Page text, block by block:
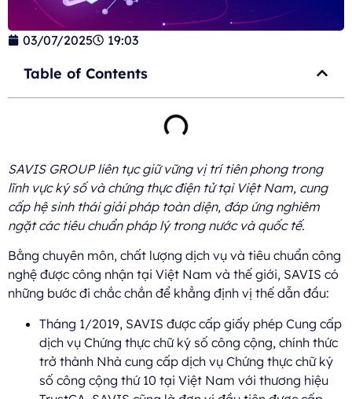
03/07/2025 19:03
Table of Contents
SAVIS GROUP liên tục giữ vững vị trí tiên phong trong
lĩnh vực ký số và chứng thực điện tử tại Việt Nam, cung
cấp hệ sinh thái giải pháp toàn diện, đáp ứng nghiêm
ngặt các tiêu chuẩn pháp lý trong nước và quốc tế.
Bằng chuyên môn, chất lượng dịch vụ và tiêu chuẩn công
nghệ được công nhận tại Việt Nam và thế giới, SAVIS có
những bước đi chắc chắn để khẳng định vị thế dẫn đầu:
Tháng 1/2019, SAVIS được cấp giấy phép Cung cấp
dịch vụ Chứng thực chữ ký số công cộng, chính thức
trở thành Nhà cung cấp dịch vụ Chứng thực chữ ký
số công cộng thứ 10 tại Việt Nam với thương hiệu